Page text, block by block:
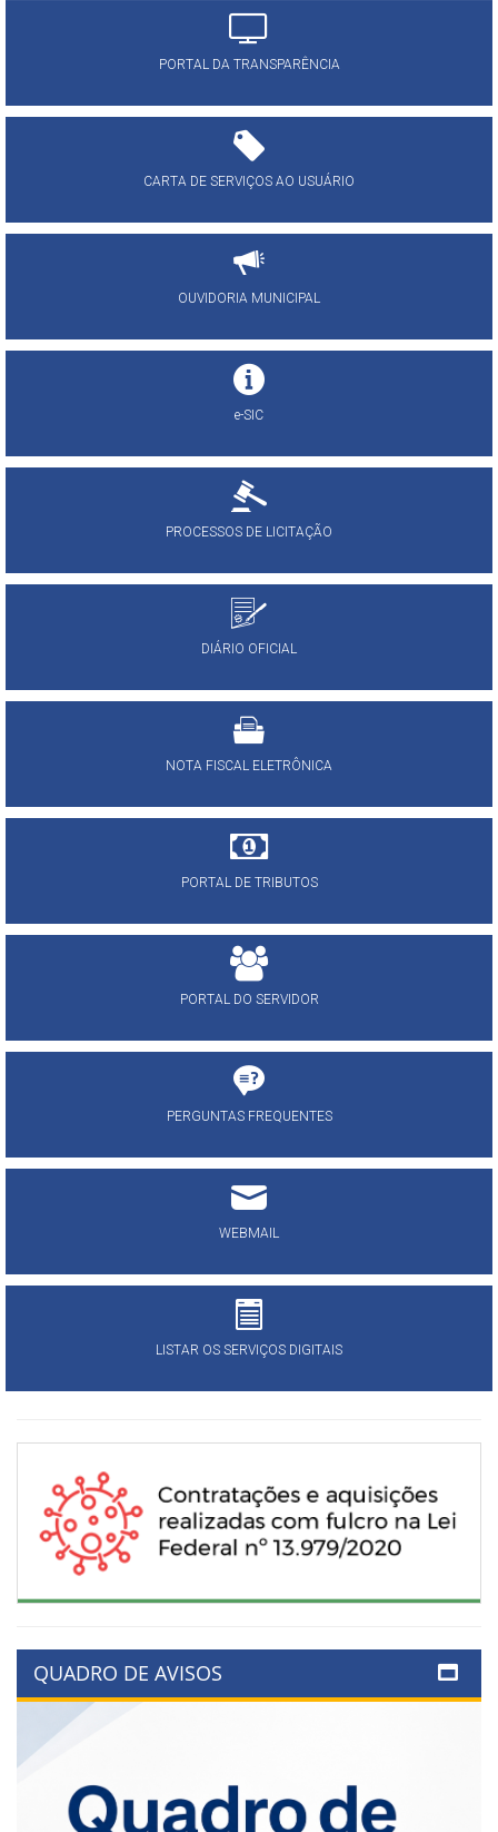
PORTAL DA TRANSPARÊNCIA
CARTA DE SERVIÇOS AO USUÁRIO
OUVIDORIA MUNICIPAL
e-SIC
PROCESSOS DE LICITAÇÃO
DIÁRIO OFICIAL
NOTA FISCAL ELETRÔNICA
PORTAL DE TRIBUTOS
PORTAL DO SERVIDOR
PERGUNTAS FREQUENTES
WEBMAIL
LISTAR OS SERVIÇOS DIGITAIS
QUADRO DE AVISOS